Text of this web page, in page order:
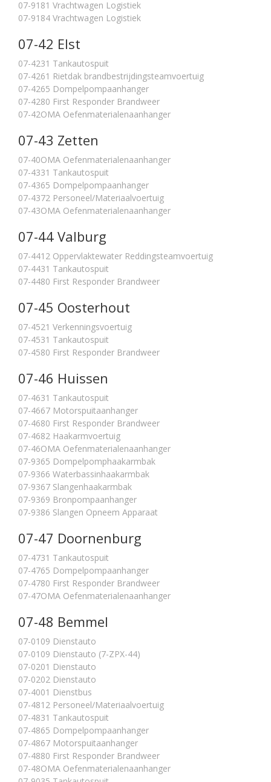
07-9181 Vrachtwagen Logistiek
07-9184 Vrachtwagen Logistiek
07-42 Elst
07-4231 Tankautospuit
07-4261 Rietdak brandbestrijdingsteamvoertuig
07-4265 Dompelpompaanhanger
07-4280 First Responder Brandweer
07-42OMA Oefenmaterialenaanhanger
07-43 Zetten
07-40OMA Oefenmaterialenaanhanger
07-4331 Tankautospuit
07-4365 Dompelpompaanhanger
07-4372 Personeel/Materiaalvoertuig
07-43OMA Oefenmaterialenaanhanger
07-44 Valburg
07-4412 Oppervlaktewater Reddingsteamvoertuig
07-4431 Tankautospuit
07-4480 First Responder Brandweer
07-45 Oosterhout
07-4521 Verkenningsvoertuig
07-4531 Tankautospuit
07-4580 First Responder Brandweer
07-46 Huissen
07-4631 Tankautospuit
07-4667 Motorspuitaanhanger
07-4680 First Responder Brandweer
07-4682 Haakarmvoertuig
07-46OMA Oefenmaterialenaanhanger
07-9365 Dompelpomphaakarmbak
07-9366 Waterbassinhaakarmbak
07-9367 Slangenhaakarmbak
07-9369 Bronpompaanhanger
07-9386 Slangen Opneem Apparaat
07-47 Doornenburg
07-4731 Tankautospuit
07-4765 Dompelpompaanhanger
07-4780 First Responder Brandweer
07-47OMA Oefenmaterialenaanhanger
07-48 Bemmel
07-0109 Dienstauto
07-0109 Dienstauto (7-ZPX-44)
07-0201 Dienstauto
07-0202 Dienstauto
07-4001 Dienstbus
07-4812 Personeel/Materiaalvoertuig
07-4831 Tankautospuit
07-4865 Dompelpompaanhanger
07-4867 Motorspuitaanhanger
07-4880 First Responder Brandweer
07-48OMA Oefenmaterialenaanhanger